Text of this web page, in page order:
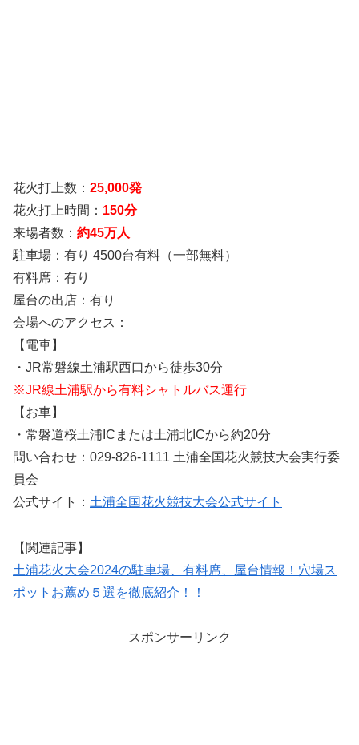
花火打上数： 25,000発
花火打上時間： 150分
来場者数： 約45万人
駐車場：有り 4500台有料（一部無料）
有料席：有り
屋台の出店：有り
会場へのアクセス：
【電車】
・JR常磐線土浦駅西口から徒歩30分
※JR線土浦駅から有料シャトルバス運行
【お車】
・常磐道桜土浦ICまたは土浦北ICから約20分
問い合わせ：029-826-1111 土浦全国花火競技大会実行委
員会
公式サイト： 土浦全国花火競技大会公式サイト
【関連記事】
土浦花火大会2024の駐車場、有料席、屋台情報！穴場ス
ポットお薦め５選を徹底紹介！！
スポンサーリンク